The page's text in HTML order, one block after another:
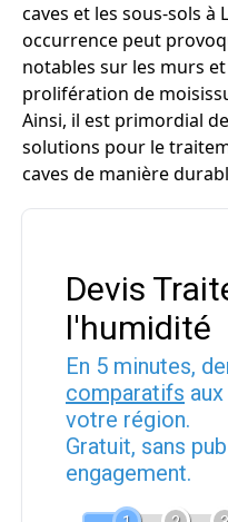
caves et les sous-sols à
occurrence peut
notables sur les murs
prolifération de
Ainsi, il est primordial
solutions pour le
caves de manière
Devis
l'humidité
En 5 minutes,
comparatifs aux
votre région.
Gratuit, sans
engagement.